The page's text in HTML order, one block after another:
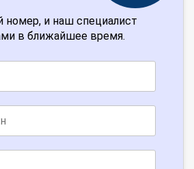
номер, и наш специалист
в ближайшее время.